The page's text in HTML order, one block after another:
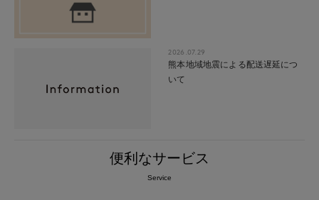
2026.07.29
熊本地域地震による配送遅延につ
いて
便利なサービス
Service